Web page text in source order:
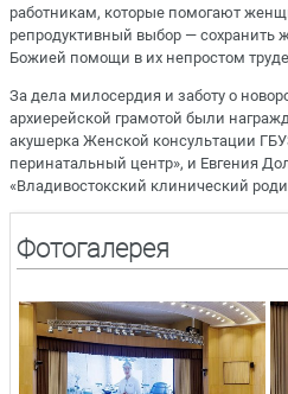
работникам, которые помогают
репродуктивный выбор — сохранить
Божией помощи в их непростом
За дела милосердия и заботу о
архиерейской грамотой были
акушерка Женской консультации
перинатальный центр», и Евгения
«Владивостокский клинический
Фотогалерея